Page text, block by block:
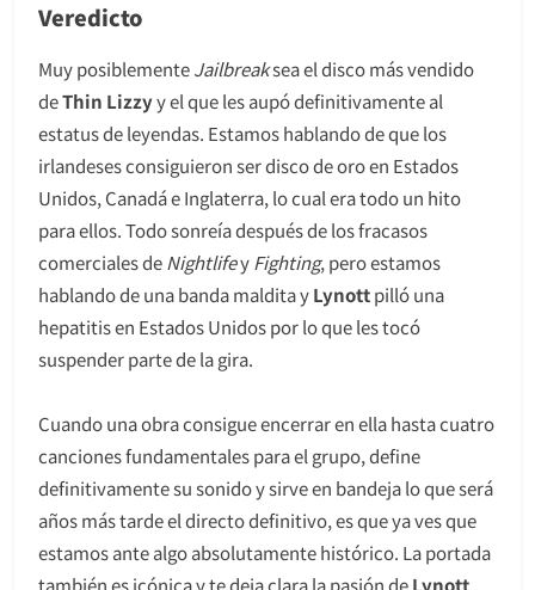
Veredicto
Muy posiblementeJailbreaksea el disco más vendido
deThin Lizzyy el que les aupó definitivamente al
estatus de leyendas. Estamos hablando de que los
irlandeses consiguieron ser disco de oro en Estados
Unidos, Canadá e Inglaterra, lo cual era todo un hito
para ellos. Todo sonreía después de los fracasos
comerciales deNightlifeyFighting, pero estamos
hablando de una banda maldita yLynottpilló una
hepatitis en Estados Unidos por lo que les tocó
suspender parte de la gira.
Cuando una obra consigue encerrar en ella hasta cuatro
canciones fundamentales para el grupo, define
definitivamente su sonido y sirve en bandeja lo que será
años más tarde el directo definitivo, es que ya ves que
estamos ante algo absolutamente histórico. La portada